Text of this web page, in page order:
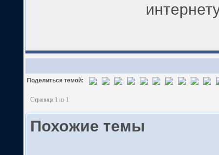
Поделиться темой:
Страница 1 из 1
Похожие темы